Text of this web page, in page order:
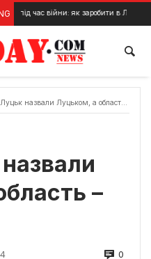
як заробити в Луцьку в умовах воєнного
назвали Луцьком, а область – Волинська?
–
0